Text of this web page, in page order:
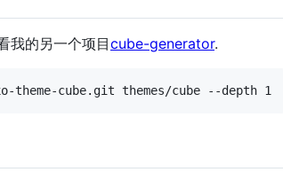
我的另一个项目cube-generator.